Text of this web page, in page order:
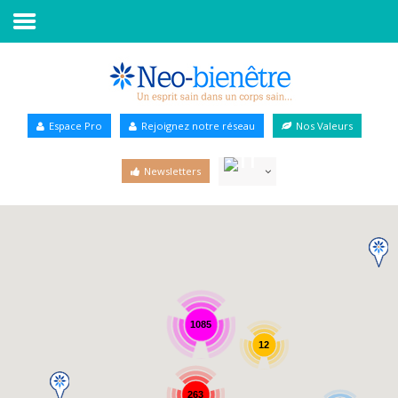
Annuaire Bien-être
Espace Pro Rejoignez notre réseau Nos Valeurs
Newsletters
1085
263
12